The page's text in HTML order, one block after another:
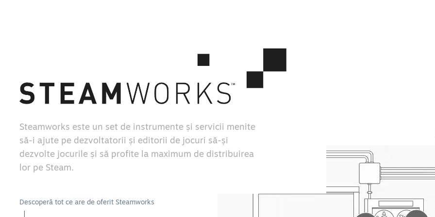
Steamworks este un set de instrumente și servicii menite
să-i ajute pe dezvoltatorii și editorii de jocuri să-și
dezvolte jocurile și să profite la maximum de distribuirea
lor pe Steam.
Descoperă tot ce are de oferit Steamworks